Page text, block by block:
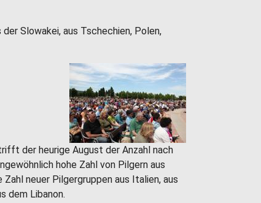
Slowakei, aus Tschechien, Polen,
der heurige August der Anzahl nach
hohe Zahl von Pilgern aus
neuer Pilgergruppen aus Italien, aus
dem Libanon.